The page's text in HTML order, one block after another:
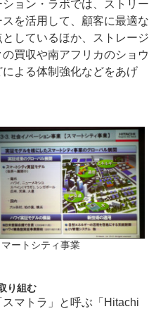
ョン・ラボでは、ストリー
を活用して、顧客に最適な
しているほか、ストレージ
買収や南アフリカのショウ
よる体制強化などをあげ
マートシティ事業
り組む
マトラ」と呼ぶ「Hitachi